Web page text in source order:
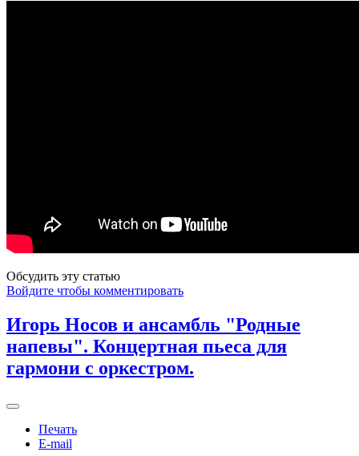
Обсудить эту статью
Войдите чтобы комментировать
Игорь Носов и ансамбль "Родные
напевы". Концертная пьеса для
гармони с оркестром.
Печать
E-mail